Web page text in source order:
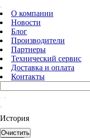
О компании
Новости
Блог
Производители
Партнеры
Технический сервис
Доставка и оплата
Контакты
История
Очистить